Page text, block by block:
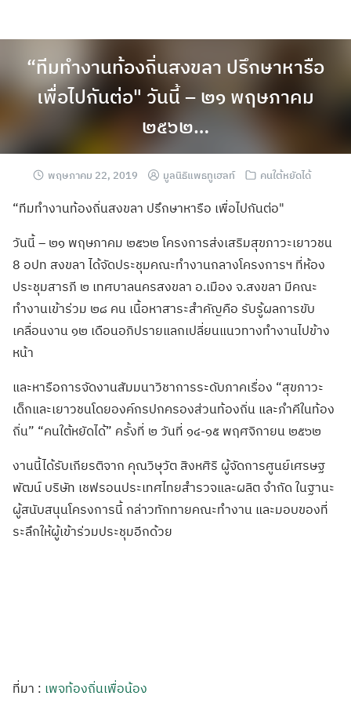
“ทีมทำงานท้องถิ่นสงขลา ปรึกษาหารือ
เพื่อไปกันต่อ" วันนี้ – ๒๑ พฤษภาคม
๒๕๖๒…
พฤษภาคม 22, 2019 มูลนิธิแพธทูเฮลท์ คนใต้หยัดได้
“ทีมทำงานท้องถิ่นสงขลา ปรึกษาหารือ เพื่อไปกันต่อ"
วันนี้ – ๒๑ พฤษภาคม ๒๕๖๒ โครงการส่งเสริมสุขภาวะเยาวชน
8 อปท สงขลา ได้จัดประชุมคณะทำงานกลางโครงการฯ ที่ห้อง
ประชุมสารภี ๒ เทศบาลนครสงขลา อ.เมือง จ.สงขลา มีคณะ
ทำงานเข้าร่วม ๒๘ คน เนื้อหาสาระสำคัญคือ รับรู้ผลการขับ
เคลื่อนงาน ๑๒ เดือนอภิปรายแลกเปลี่ยนแนวทางทำงานไปข้าง
หน้า
และหารือการจัดงานสัมมนาวิชาการระดับภาคเรื่อง “สุขภาวะ
เด็กและเยาวชนโดยองค์กรปกครองส่วนท้องถิ่น และภำคีในท้อง
ถิ่น” “คนใต้หยัดได้” ครั้งที่ ๒ วันที่ ๑๔-๑๕ พฤศจิกายน ๒๕๖๒
งานนี้ได้รับเกียรติจาก คุณวิษุวัต สิงหศิริ ผู้จัดการศูนย์เศรษฐ
พัฒน์ บริษัท เชฟรอนประเทศไทยสำรวจและผลิต จำกัด ในฐานะ
ผู้สนับสนุนโครงการนี้ กล่าวทักทายคณะทำงาน และมอบของที่
ระลึกให้ผู้เข้าร่วมประชุมอีกด้วย
ที่มา : เพจท้องถิ่นเพื่อน้อง